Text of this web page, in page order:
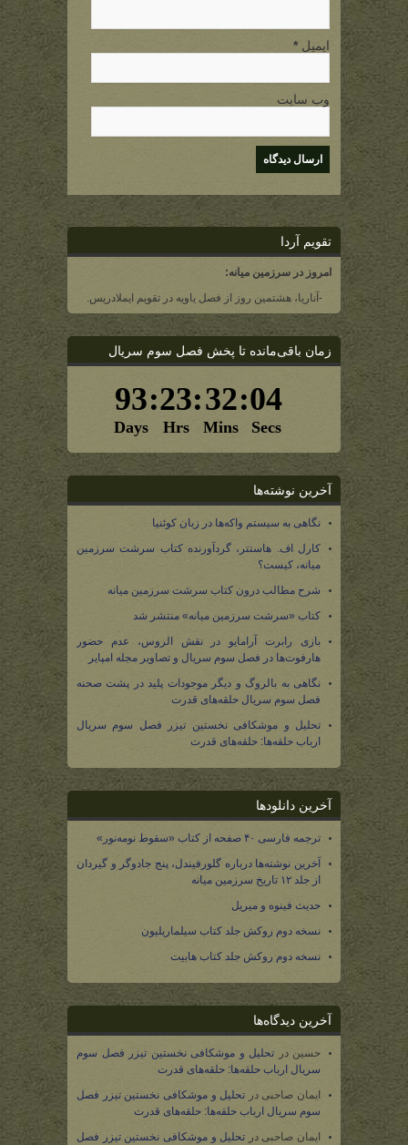
ایمیل *
وب سایت
تقویم آردا
امروز در سرزمین میانه:
-آناریا، هشتمین روز از فصل یاویه در تقویم ایملادریس.
زمان باقی‌مانده تا پخش فصل سوم سریال
آخرین نوشته‌ها
نگاهی به سیستم واکه‌ها در زبان کوئنیا
کارل اف. هاستتر، گردآورنده کتاب سرشت سرزمین
میانه، کیست؟
شرح مطالب درون کتاب سرشت سرزمین میانه
کتاب «سرشت سرزمین میانه» منتشر شد
بازی رابرت آرامایو در نقش الروس، عدم حضور
هارفوت‌ها در فصل سوم سریال و تصاویر مجله امپایر
نگاهی به بالروگ و دیگر موجودات پلید در پشت صحنه
فصل سوم سریال حلقه‌های قدرت
تحلیل و موشکافی نخستین تیزر فصل سوم سریال
ارباب حلقه‌ها: حلقه‌های قدرت
آخرین دانلودها
ترجمه فارسی ۴۰ صفحه از کتاب «سقوط نومه‌نور»
آخرین نوشته‌ها درباره گلورفیندل، پنج جادوگر و گیردان
از جلد ۱۲ تاریخ سرزمین میانه
حدیث فینوه و میریل
نسخه دوم روکش جلد کتاب سیلماریلیون
نسخه دوم روکش جلد کتاب هابیت
آخرین دیدگاه‌ها
حسین در تحلیل و موشکافی نخستین تیزر فصل سوم
سریال ارباب حلقه‌ها: حلقه‌های قدرت
ایمان صاحبی در تحلیل و موشکافی نخستین تیزر فصل
سوم سریال ارباب حلقه‌ها: حلقه‌های قدرت
ایمان صاحبی در تحلیل و موشکافی نخستین تیزر فصل